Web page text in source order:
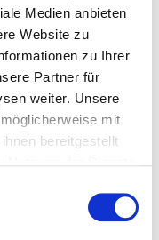
Medien anbieten
Website zu
zu Ihrer
Partner für
weiter. Unsere
mit
bereitgestellt
und den
mit
Um einen
Fokus auf
Geschäfts-
und
Thailand und